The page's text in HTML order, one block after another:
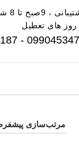
9صبح تا 8 شب
روز های تعطیل